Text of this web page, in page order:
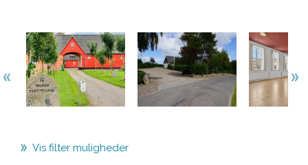
Vis filter muligheder